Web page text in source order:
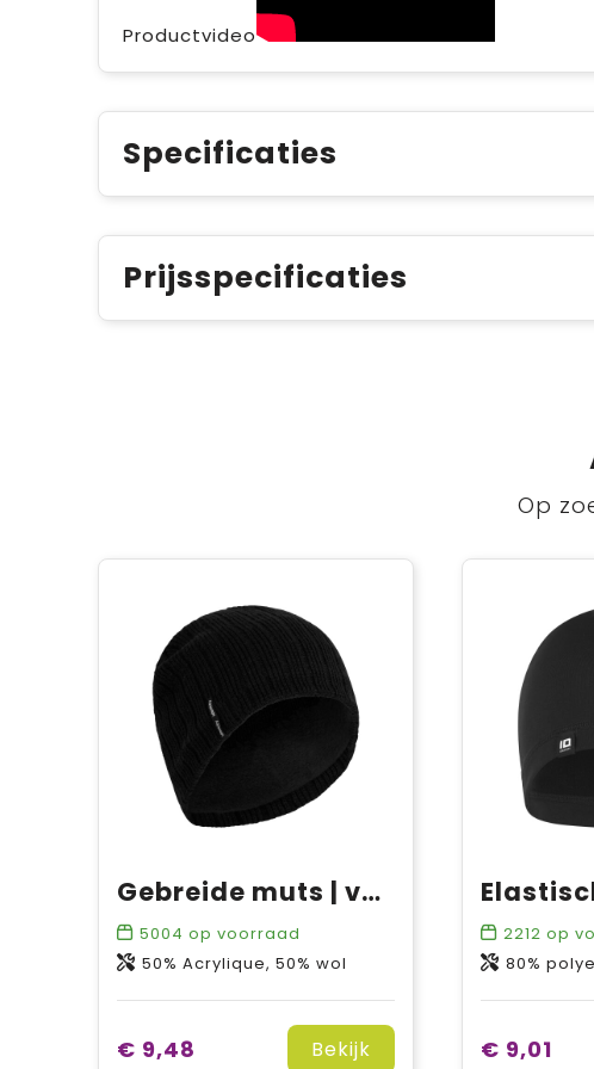
Productvideo
Specificaties
Prijsspecificaties
Op
Gebreide muts | voering
5004 op voorraad
50% Acrylique, 50% wol
€ 9,48 Bekijk
2212 op
80%
€ 9,01